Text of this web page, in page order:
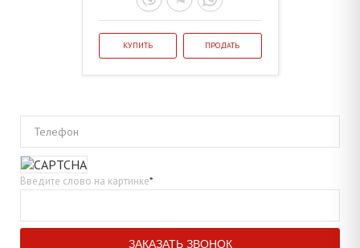
КУПИТЬ ПРОДАТЬ
Телефон
Введите слово на картинке*